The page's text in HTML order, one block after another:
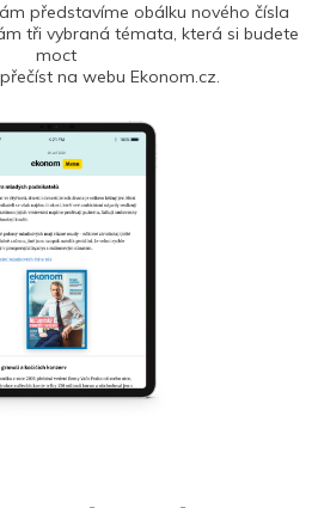
představíme obálku nového čísla
tři vybraná témata, která si budete
moct
na webu Ekonom.cz.